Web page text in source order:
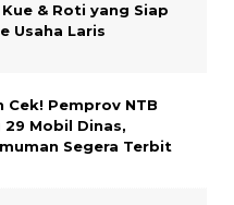
& Roti yang Siap
Usaha Laris
Cek! Pemprov NTB
29 Mobil Dinas,
Segera Terbit